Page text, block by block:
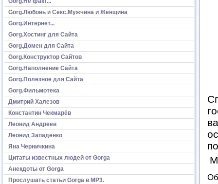
Gorg.Любовь и Секс.Мужчина и Женщина
Gorg.Интернет...
Gorg.Хостинг для Сайта
Gorg.Домен для Сайта
Gorg.Конструктор Сайтов
Gorg.Наполнение Сайта
Gorg.Полезное для Сайта
Gorg.Фильмотека
Дмитрий Халезов
Константин Чекмарёв
Леонид Андреев
Леонид Западенко
Яна Черничкина
Цитаты известных людей от Gorga
Анекдоты от Gorga
Прослушать статьи Gorga в МР3.